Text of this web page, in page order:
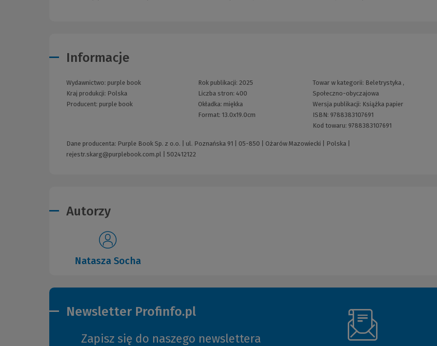
Informacje
Wydawnictwo: purple book
Kraj produkcji: Polska
Producent: purple book
Rok publikacji: 2025
Liczba stron: 400
Okładka: miękka
Format: 13.0x19.0cm
Towar w kategorii: Beletrystyka,
Społeczno-obyczajowa
Wersja publikacji: Książka papier
ISBN: 9788383107691
Kod towaru: 9788383107691
Dane producenta: Purple Book Sp. z o.o. | ul. Poznańska 91 | 05-850 | Ożarów Mazowiecki | Polska |
rejestr.skarg@purplebook.com.pl
502412122
Autorzy
Natasza Socha
Newsletter Profinfo.pl
Zapisz się do naszego newslettera